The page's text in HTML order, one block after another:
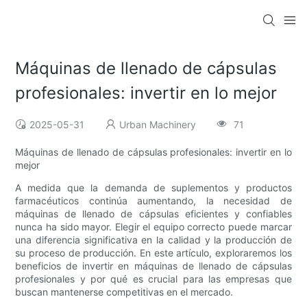
Máquinas de llenado de cápsulas
profesionales: invertir en lo mejor
2025-05-31 Urban Machinery 71
Máquinas de llenado de cápsulas profesionales: invertir en lo
mejor
A medida que la demanda de suplementos y productos
farmacéuticos continúa aumentando, la necesidad de
máquinas de llenado de cápsulas eficientes y confiables
nunca ha sido mayor. Elegir el equipo correcto puede marcar
una diferencia significativa en la calidad y la producción de
su proceso de producción. En este artículo, exploraremos los
beneficios de invertir en máquinas de llenado de cápsulas
profesionales y por qué es crucial para las empresas que
buscan mantenerse competitivas en el mercado.